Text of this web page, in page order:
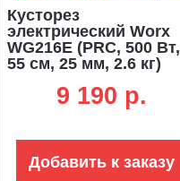
Кусторез
электрический Worx
WG216E (PRC, 500 Вт,
55 см, 25 мм, 2.6 кг)
9 190 p.
Добавить к заказу